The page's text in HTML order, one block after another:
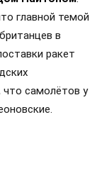
главной темой
в
ракет
что самолётов у